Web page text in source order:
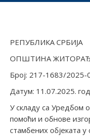
РЕПУБЛИКА СРБИЈА
ОПШТИНА
Број: 217-1683/2025-
Датум: 11.07.2025.
У складу са Уредбом
помоћи и обнове
стамбених објеката у